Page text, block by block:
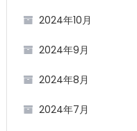
2024年10月
2024年9月
2024年8月
2024年7月